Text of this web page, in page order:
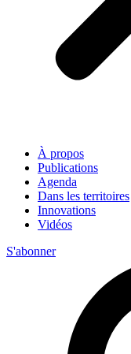
À propos
Publications
Agenda
Dans les territoires
Innovations
Vidéos
S'abonner